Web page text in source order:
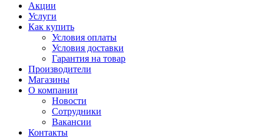
Акции
Услуги
Как купить
Условия оплаты
Условия доставки
Гарантия на товар
Производители
Магазины
О компании
Новости
Сотрудники
Вакансии
Контакты